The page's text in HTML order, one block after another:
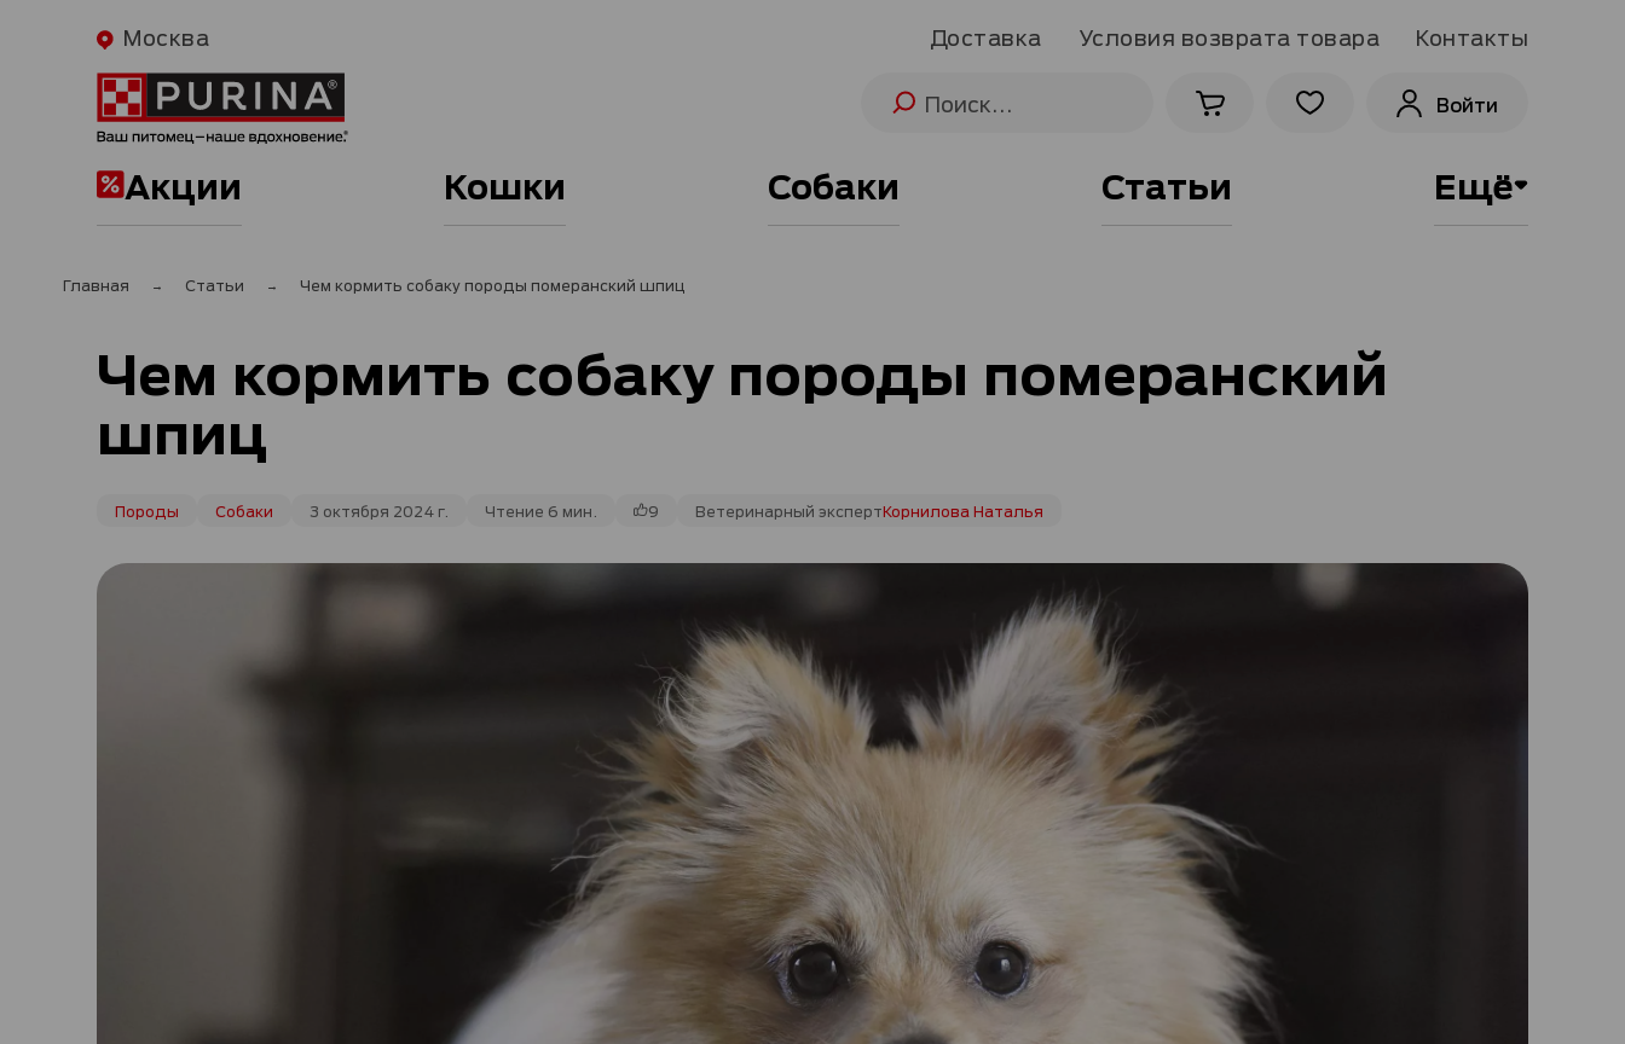
Москва Доставка Условия возврата товара Контакты
Войти
Акции Кошки Собаки Статьи Ещё
Главная Статьи Чем кормить собаку породы померанский шпиц
Чем кормить собаку породы померанский
шпиц
Породы Собаки 3 октября 2024 г. Чтение 6 мин. 9 Ветеринарный экспертКорнилова Наталья